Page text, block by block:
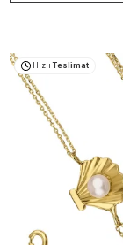
Hızlı Teslimat